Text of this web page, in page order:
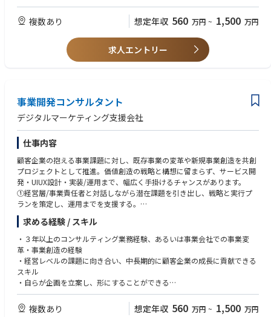
仕事です。
顧客体験を軸に点ではなく線で考え、総合的かつ最新のCXクリエイティブ
を開発しクライアントに提供する。
を行う
・Webサイト、アプリ、SNSなどを含め全方位的に対応し、企画アイデア
やカスタマージャーニー、ワイヤーフレーム作成と実行
・既成の枠にとらわれない発想かつ生活者視点で、Wow、好感、愛着を
考え抜き、メディアの境界線を超えてプランニングを行う
・メンバーが高めあいお互いの知見を融合しながら、アイデアや設計を磨
き、時には協業会社との協業により高いレベルのクリエイティブを目指す
・社内の豊富なナレッジシェアの機会により最新のCXトレンドを吸収し常
に知見のアップデートを行う
【仕事内容の変更の範囲】
全ての広告・マーケティングサービス、及びコンテンツ・ビジネス等、定
【歓迎（WANT）】
・アプリやウェブに限らない、コミュニケーション領域全体でのデザイン
経験・研究経験
・新テクノロジー（XRなど）を含むサービスの開発、そのローンチ経験
・グローバルチームでのクリエーティブ制作経験/プロデュース経験
・各開発案件におけるプロジェクトコントロールのための進行管理、品質
・ウェブサイト/アプリ/ゲーム/サービス/コンテンツ制作いずれかについ
ての知見
・デジタル体験の開発/ゲーム開発/サービス開発（プロデュース領域）い
・デジタル体験の開発/ゲーム開発/サービス開発いずれかの運営・改善
を、プロデューサーとしてリードすることができる能力・知見
・デジタル技術に関する技術的な能力、最新のツールに関する知識
【求める人物像】
・CX(カスタマーエクスペリエンス)視点で、与えられた課題を分析して課
題抽出し、アイデアを発見、ディレクションする能力
・UI・UX領域を中心としつつ「新しいデザイン」全般を常に学ぶ姿勢・あ
りたき理想がある
・WebサービスやSNSに対しても「新しい体験がどうあるべきか」の探究
心をもっている
・社内のチームや協業会社、プラットフォーム企業やクライアントと円滑
なコミュニケーションを取ることができ、プロジェクトを力強く前進させ
ることができる
複数あり 想定年収 560 万円 ~ 1,500 万円
求人エントリー
事業開発コンサルタント
デジタルマーケティング支援会社
仕事内容
顧客企業の抱える事業課題に対し、既存事業の変革や新規事業創造を共創
プロジェクトとして推進。価値創造の戦略と構想に留まらず、サービス開
発・UIUX設計・実装/運用まで、幅広く手掛けるチャンスがあります。
①経営層/事業責任者と対話しながら潜在課題を引き出し、戦略と実行プ
ランを策定し、運用までを支援する。
②コアアクションの実行とプロジェクトマネジメントを通じて変革に伴走
する。
③（①と②を通じて）顧客の持続的な成長を実現し、長期的なパートナー
シップを育む。
求める経験 / スキル
・３年以上のコンサルティング業務経験、あるいは事業会社での事業変
革・事業創造の経験
・経営レベルの課題に向き合い、中長期的に顧客企業の成長に貢献できる
スキル
・自らが企画を立案し、形にすることができる
・複数のプロジェクトに同時にコミットできるスキル
・デジタル/データを活用した事業変革・事業創造の経験
複数あり 想定年収 560 万円 ~ 1,500 万円